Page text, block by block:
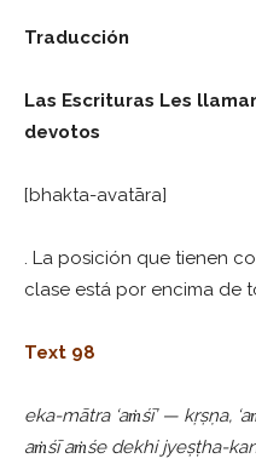
Traducción
Las Escrituras Les
devotos
[bhakta-avatāra]
. La posición que tienen
clase está por encima de
Text 98
eka-mātra ‘aṁśī’ — kṛṣṇa,
aṁśī aṁśe dekhi jyeṣṭha-